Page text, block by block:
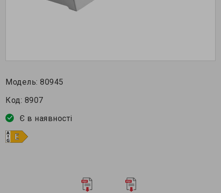
Модель:80945
Код: 8907
Є в наявності